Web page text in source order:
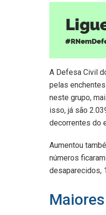
A Defesa Civil
pelas
neste grupo,
isso, já são
decorrentes do
Aumentou
números
desaparecidos,